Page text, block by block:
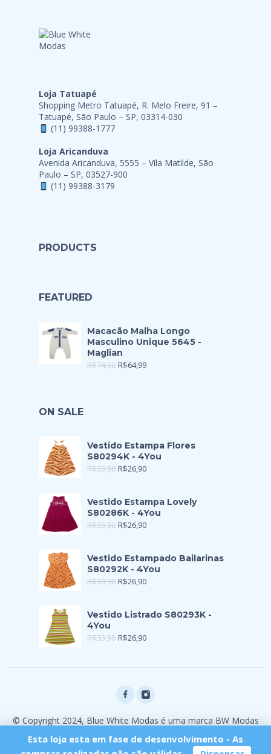
Loja Tatuapé
Shopping Metro Tatuapé, R. Melo Freire, 91 –
Tatuapé, São Paulo – SP, 03314-030
(11) 99388-1777
Loja Aricanduva
Avenida Aricanduva, 5555 – Vila Matilde, São
Paulo – SP, 03527-900
(11) 99388-3179
PRODUCTS
FEATURED
Macacão Malha Longo
Masculino Unique 5645 -
Maglian
R$74,90 R$64,99
ON SALE
Vestido Estampa Flores
S80294K - 4You
R$33,90 R$26,90
Vestido Estampa Lovely
S80286K - 4You
R$33,90 R$26,90
Vestido Estampado Bailarinas
S80292K - 4You
R$33,90 R$26,90
Vestido Listrado S80293K -
4You
R$33,90 R$26,90
© Copyright 2024, Blue White Modas é uma marca BW Modas
Esta loja esta em fase de desenvolvimento - As